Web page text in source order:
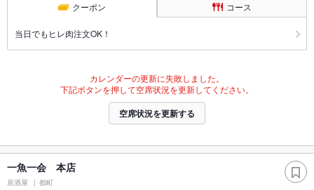
クーポン コース
当日でもヒレ肉注文OK！
カレンダーの更新に失敗しました。
下記ボタンを押して空席状況を更新してください。
空席状況を更新する
一魚一会 本店
居酒屋 都町